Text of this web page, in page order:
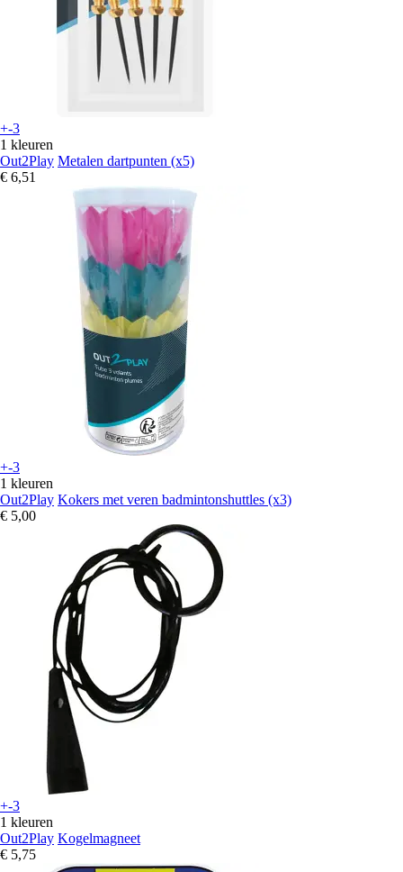
+-3
1 kleuren
Out2Play Metalen dartpunten (x5)
€ 6,51
+-3
1 kleuren
Out2Play Kokers met veren badmintonshuttles (x3)
€ 5,00
+-3
1 kleuren
Out2Play Kogelmagneet
€ 5,75